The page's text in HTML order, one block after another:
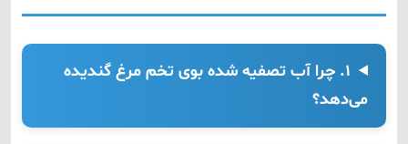
۱. چرا آب تصفیه شده بوی تخم مرغ گندیده
می‌دهد؟